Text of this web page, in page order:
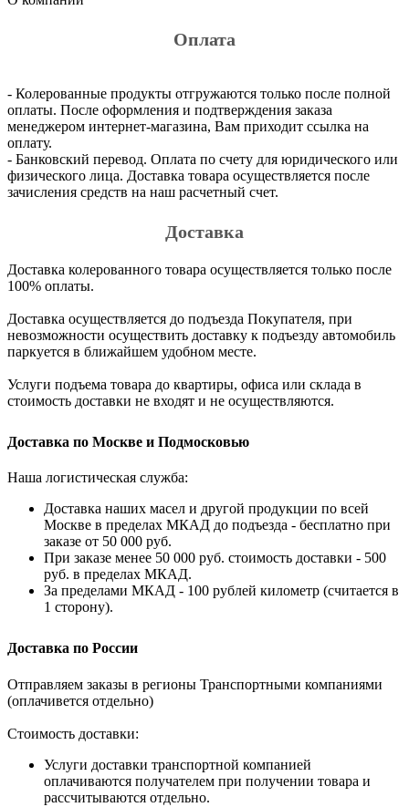
Оплата
- Колерованные продукты отгружаются только после полной
оплаты. После оформления и подтверждения заказа
менеджером интернет-магазина, Вам приходит ссылка на
оплату.
- Банковский перевод. Оплата по счету для юридического или
физического лица. Доставка товара осуществляется после
зачисления средств на наш расчетный счет.
Доставка
Доставка колерованного товара осуществляется только после
100% оплаты.
Доставка осуществляется до подъезда Покупателя, при
невозможности осуществить доставку к подъезду автомобиль
паркуется в ближайшем удобном месте.
Услуги подъема товара до квартиры, офиса или склада в
стоимость доставки не входят и не осуществляются.
Доставка по Москве и Подмосковью
Наша логистическая служба:
Доставка наших масел и другой продукции по всей
Москве в пределах МКАД до подъезда - бесплатно при
заказе от 50 000 руб.
При заказе менее 50 000 руб. стоимость доставки - 500
руб. в пределах МКАД.
За пределами МКАД - 100 рублей километр (считается в
1 сторону).
Доставка по России
Отправляем заказы в регионы Транспортными компаниями
(оплачивется отдельно)
Стоимость доставки:
Услуги доставки транспортной компанией
оплачиваются получателем при получении товара и
рассчитываются отдельно.